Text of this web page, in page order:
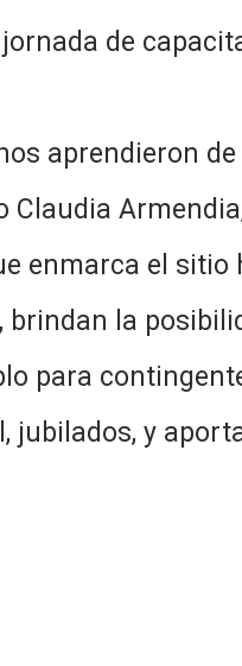
de
aprendieron
enmarca el sitio
la
para
y